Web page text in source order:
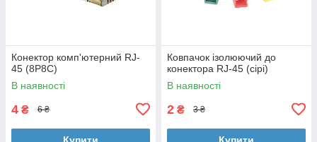
Конектор комп'ютерний RJ-
45 (8P8C)
В наявності
4 ₴ 6 ₴
Ковпачок ізолюючий до
конектора RJ-45 (сірі)
В наявності
2 ₴ 3 ₴